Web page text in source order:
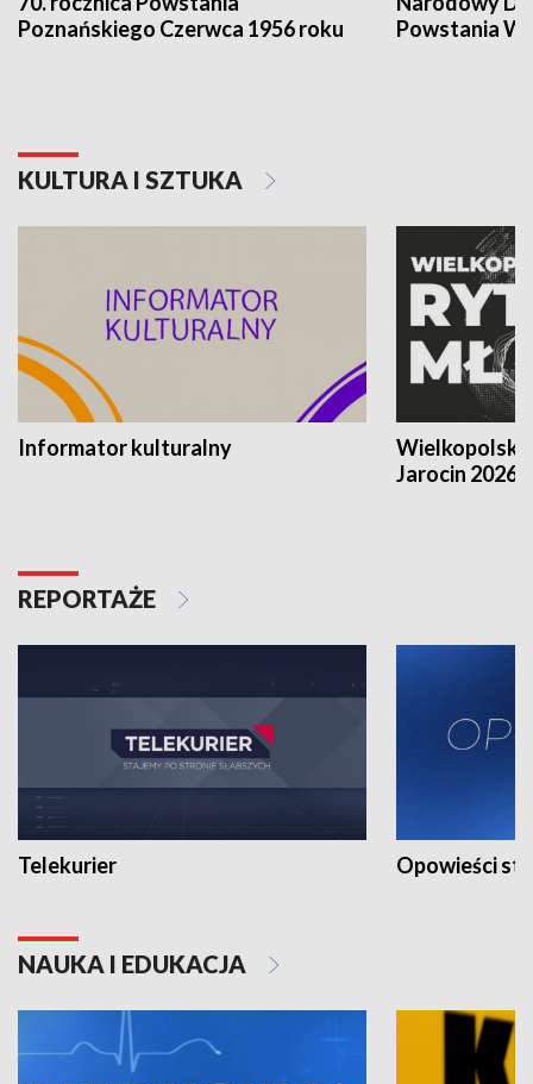
Poznańskiego Czerwca 1956 roku
Powstania
KULTURA I SZTUKA
Informator kulturalny
Jarocin 2026
REPORTAŻE
Telekurier Opowieści
NAUKA I EDUKACJA